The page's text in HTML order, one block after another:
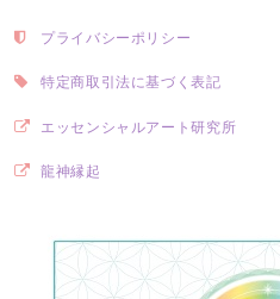
プライバシーポリシー
特定商取引法に基づく表記
エッセンシャルアート研究所
龍神縁起